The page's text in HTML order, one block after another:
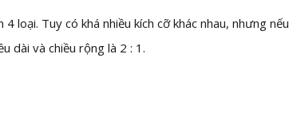
loại. Tuy có khá nhiều kích cỡ khác nhau, nhưng nếu
dài và chiều rộng là 2 : 1.